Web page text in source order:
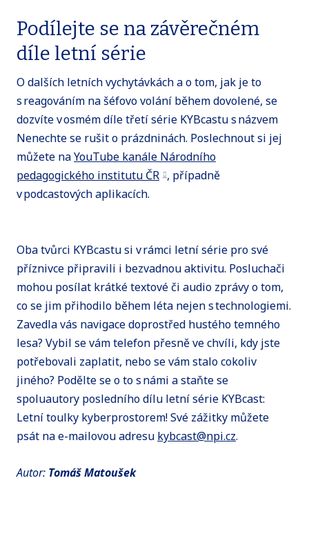
Podílejte se na závěrečném
díle letní série
O dalších letních vychytávkách a o tom, jak je to
s reagováním na šéfovo volání během dovolené, se
dozvíte v osmém díle třetí série KYBcastu s názvem
Nenechte se rušit o prázdninách. Poslechnout si jej
můžete naYouTube kanále Národního
pedagogického institutu ČR , případně
v podcastových aplikacích.
Oba tvůrci KYBcastu si v rámci letní série pro své
příznivce připravili i bezvadnou aktivitu. Posluchači
mohou posílat krátké textové či audio zprávy o tom,
co se jim přihodilo během léta nejen s technologiemi.
Zavedla vás navigace doprostřed hustého temného
lesa? Vybil se vám telefon přesně ve chvíli, kdy jste
potřebovali zaplatit, nebo se vám stalo cokoliv
jiného? Podělte se o to s námi a staňte se
spoluautory posledního dílu letní série KYBcast:
Letní toulky kyberprostorem! Své zážitky můžete
psát na e-mailovou adresu kybcast@npi.cz.
Autor: Tomáš Matoušek